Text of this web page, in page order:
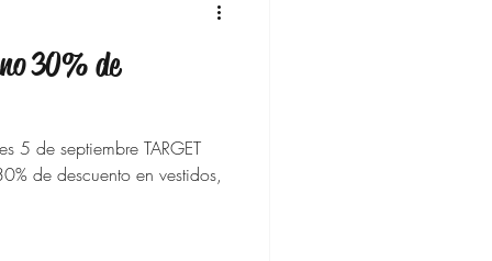
y más
30% de
5 de septiembre TARGET
de descuento en vestidos,